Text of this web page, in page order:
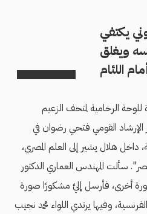
يكتفي
ويغلق
اللئام
الرخامية لمتحف الزعيم
القومي فتحي رضوان في
أعلى اللوحة، داخل هلال يشير إلى العلم المصري،
سألت المهندس العماري الدكتور
أخرى، فأرسل إليَّ مشكورًا صورة
وفيها يرتدي اللواء محمد نجيب